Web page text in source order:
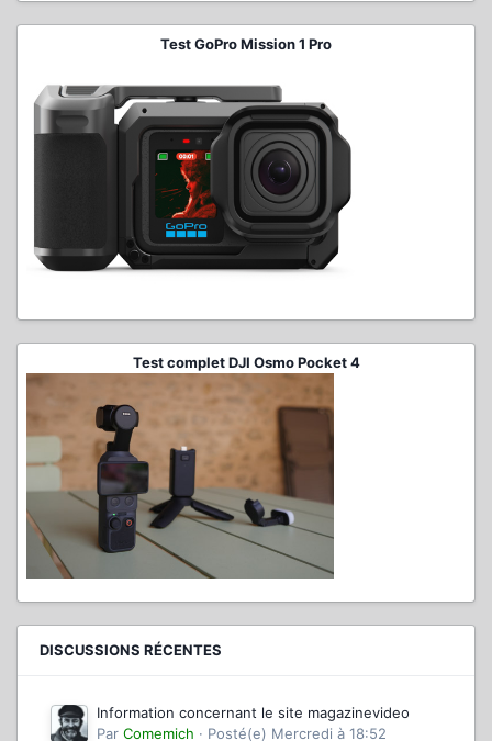
Test GoPro Mission 1 Pro
Test complet DJI Osmo Pocket 4
DISCUSSIONS RÉCENTES
Information concernant le site magazinevideo
Par Comemich · Posté(e) Mercredi à 18:52